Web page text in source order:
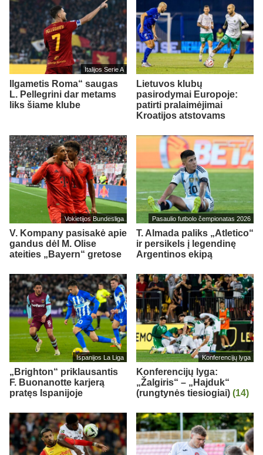
Italijos Serie A
Ilgametis Roma“ saugas
L. Pellegrini dar metams
liks šiame klube
Lietuvos klubų
pasirodymai Europoje:
patirti pralaimėjimai
Kroatijos atstovams
Vokietijos Bundesliga
V. Kompany pasisakė apie
gandus dėl M. Olise
ateities „Bayern“ gretose
Pasaulio futbolo čempionatas 2026
T. Almada paliks „Atletico“
ir persikels į legendinę
Argentinos ekipą
Ispanijos La Liga
„Brighton“ priklausantis
F. Buonanotte karjerą
pratęs Ispanijoje
Konferencijų lyga
Konferencijų lyga:
„Žalgiris“ – „Hajduk“
(rungtynės tiesiogiai) (14)